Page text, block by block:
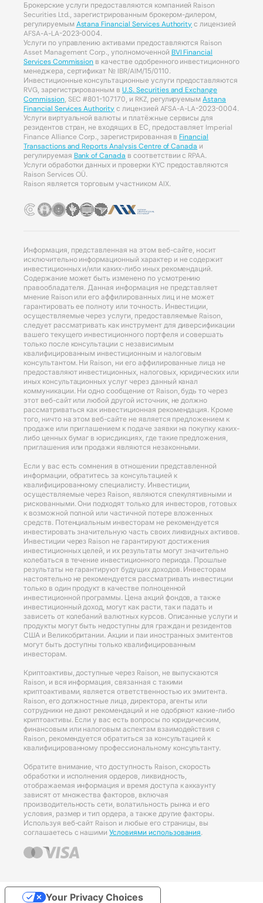
Брокерские услуги предоставляются компанией Raison
Securities Ltd., зарегистрированным брокером-дилером,
регулируемым Astana Financial Services Authority с лицензией
AFSA-A-LA-2023-0004.
Услуги по управлению активами предоставляются Raison
Asset Management Corp., уполномоченной BVI Financial
Services Commission в качестве одобренного инвестиционного
менеджера, сертификат № IBR/AIM/15/0110.
Инвестиционные консультационные услуги предоставляются
RVG, зарегистрированным вU.S. Securities and Exchange
Commission, SEC #801-107170, и RKZ, регулируемымAstana
Financial Services Authority с лицензией AFSA-A-LA-2023-0004.
Услуги виртуальной валюты и платёжные сервисы для
резидентов стран, не входящих в ЕС, предоставляет Imperial
Finance Alliance Corp., зарегистрированная вFinancial
Transactions and Reports Analysis Centre of Canada и
регулируемая Bank of Canada в соответствии с RPAA.
Услуги обработки данных и проверки KYC предоставляются
Raison Services OÜ.
Raison является торговым участником AIX.
Информация, представленная на этом веб-сайте, носит
исключительно информационный характер и не содержит
инвестиционных и/или каких-либо иных рекомендаций.
Содержание может быть изменено по усмотрению
правообладателя. Данная информация не представляет
мнение Raison или его аффилированных лиц и не может
гарантировать ее полноту или точность. Инвестиции,
осуществляемые через услуги, предоставляемые Raison,
следует рассматривать как инструмент для диверсификации
вашего текущего инвестиционного портфеля и совершать
только после консультации с независимым
квалифицированным инвестиционным и налоговым
консультантом. Ни Raison, ни его аффилированные лица не
предоставляют инвестиционных, налоговых, юридических или
иных консультационных услуг через данный канал
коммуникации. Ни одно сообщение от Raison, будь то через
этот веб-сайт или любой другой источник, не должно
рассматриваться как инвестиционная рекомендация. Кроме
того, ничто на этом веб-сайте не является предложением к
продаже или приглашением к подаче заявки на покупку каких-
либо ценных бумаг в юрисдикциях, где такие предложения,
приглашения или продажи являются незаконными.
Если у вас есть сомнения в отношении представленной
информации, обратитесь за консультацией к
квалифицированному специалисту. Инвестиции,
осуществляемые через Raison, являются спекулятивными и
рискованными. Они подходят только для инвесторов, готовых
к возможной полной или частичной потере вложенных
средств. Потенциальным инвесторам не рекомендуется
инвестировать значительную часть своих ликвидных активов.
Инвестиции через Raison не гарантируют достижения
инвестиционных целей, и их результаты могут значительно
колебаться в течение инвестиционного периода. Прошлые
результаты не гарантируют будущих доходов. Инвесторам
настоятельно не рекомендуется рассматривать инвестиции
только в один продукт в качестве полноценной
инвестиционной программы. Цена акций фондов, а также
инвестиционный доход, могут как расти, так и падать и
зависеть от колебаний валютных курсов. Описанные услуги и
продукты могут быть недоступны для граждан и резидентов
США и Великобритании. Акции и паи иностранных эмитентов
могут быть доступны только квалифицированным
инвесторам.
Криптоактивы, доступные через Raison, не выпускаются
Raison, и вся информация, связанная с такими
криптоактивами, является ответственностью их эмитента.
Raison, его должностные лица, директора, агенты или
сотрудники не дают рекомендаций и не одобряют какие-либо
криптоактивы. Если у вас есть вопросы по юридическим,
финансовым или налоговым аспектам взаимодействия с
Raison, рекомендуется обратиться за консультацией к
квалифицированному профессиональному консультанту.
Обратите внимание, что доступность Raison, скорость
обработки и исполнения ордеров, ликвидность,
отображаемая информация и время доступа к аккаунту
зависят от множества факторов, включая
производительность сети, волатильность рынка и его
условия, размер и тип ордера, а также другие факторы.
Используя веб-сайт Raison и любые его страницы, вы
соглашаетесь с нашимиУсловиями использования.
Your Privacy Choices